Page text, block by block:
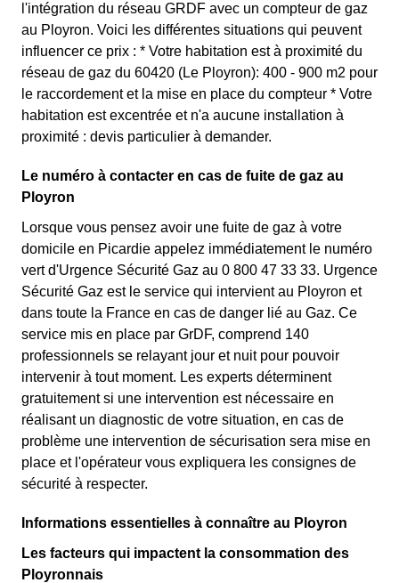
l'intégration du réseau GRDF avec un compteur de gaz
au Ployron. Voici les différentes situations qui peuvent
influencer ce prix : * Votre habitation est à proximité du
réseau de gaz du 60420 (Le Ployron): 400 - 900 m2 pour
le raccordement et la mise en place du compteur * Votre
habitation est excentrée et n'a aucune installation à
proximité : devis particulier à demander.
Le numéro à contacter en cas de fuite de gaz au
Ployron
Lorsque vous pensez avoir une fuite de gaz à votre
domicile en Picardie appelez immédiatement le numéro
vert d'Urgence Sécurité Gaz au 0 800 47 33 33. Urgence
Sécurité Gaz est le service qui intervient au Ployron et
dans toute la France en cas de danger lié au Gaz. Ce
service mis en place par GrDF, comprend 140
professionnels se relayant jour et nuit pour pouvoir
intervenir à tout moment. Les experts déterminent
gratuitement si une intervention est nécessaire en
réalisant un diagnostic de votre situation, en cas de
problème une intervention de sécurisation sera mise en
place et l'opérateur vous expliquera les consignes de
sécurité à respecter.
Informations essentielles à connaître au Ployron
Les facteurs qui impactent la consommation des
Ployronnais